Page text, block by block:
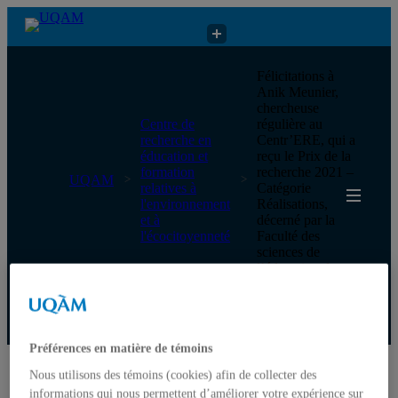
Centre de recherche en éducation et formation relatives à
UQAM
Centre de
recherche en
éducation et
formation
relatives à
l'environnement
et à
l'écocitoyenneté
Félicitations à
Anik Meunier,
chercheuse
régulière au
Centr’ERE, qui a
reçu le Prix de la
recherche 2021 –
Catégorie
Réalisations,
décerné par la
Faculté des
sciences de
l’éducation de
Accueil
Préférences en matière de témoins
Nous utilisons des témoins (cookies) afin de collecter des
informations qui nous permettent d’améliorer votre expérience sur